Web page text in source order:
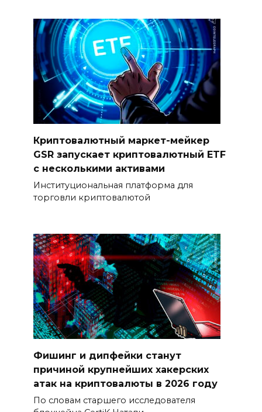
Криптовалютный маркет-мейкер
GSR запускает криптовалютный ETF
с несколькими активами
Институциональная платформа для
торговли криптовалютой
Фишинг и дипфейки станут
причиной крупнейших хакерских
атак на криптовалюты в 2026 году
По словам старшего исследователя